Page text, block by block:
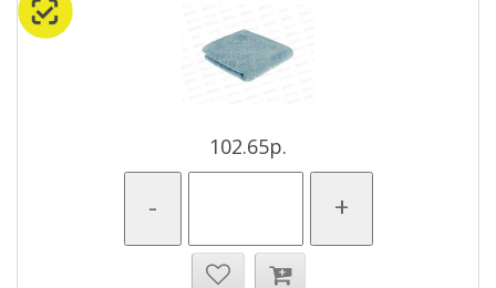
102.65р.
- +